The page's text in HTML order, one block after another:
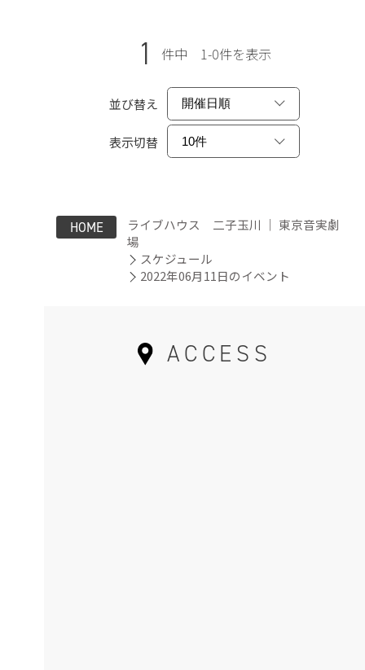
1 件中 1-0件を表示
並び替え
表示切替
HOME
ライブハウス 二子玉川 ｜ 東京音実劇
場
スケジュール
2022年06月11日のイベント
ACCESS